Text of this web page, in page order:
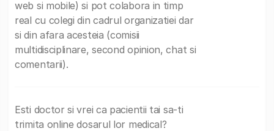
web si mobile) si pot colabora in timp
real cu colegi din cadrul organizatiei dar
si din afara acesteia (comisii
multidisciplinare, second opinion, chat si
comentarii).
Esti doctor si vrei ca pacientii tai sa-ti
trimita online dosarul lor medical?